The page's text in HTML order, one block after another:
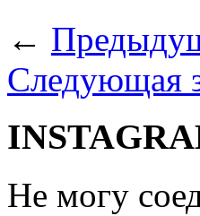
←
Следующая
Не могу